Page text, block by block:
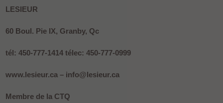
LESIEUR
60 Boul. Pie IX, Granby, Qc
tél: 450-777-1414 télec: 450-777-0999
www.lesieur.ca – info@lesieur.ca
Membre de la CTQ